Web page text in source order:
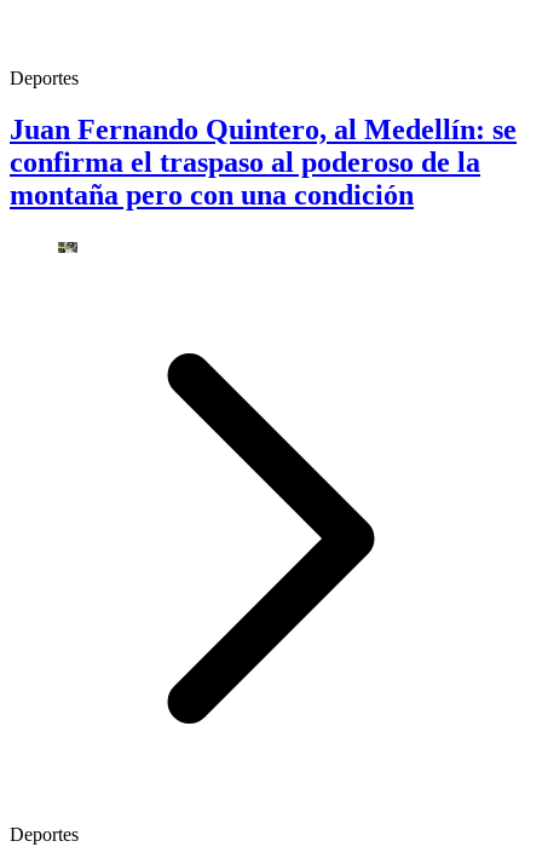
Deportes
Juan Fernando Quintero, al Medellín: se
confirma el traspaso al poderoso de la
montaña pero con una condición
Deportes